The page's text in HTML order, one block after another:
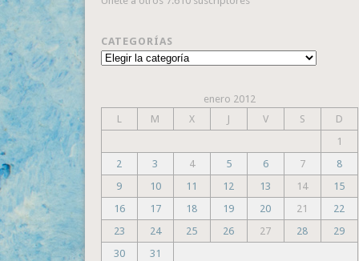
CATEGORÍAS
Categorías
enero 2012
L
M X J V S
D
1
2
3 4 5 6 7
8
9
10 11 12 13 14
15
16
17 18 19 20 21
22
23
24 25 26 27 28
29
30
31